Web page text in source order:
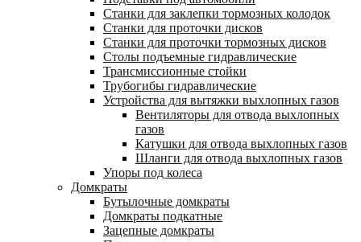
Станки для заклепки тормозных колодок
Станки для проточки дисков
Станки для проточки тормозных дисков
Столы подъемные гидравлические
Трансмиссионные стойки
Трубогибы гидравлические
Устройства для вытяжки выхлопных газов
Вентиляторы для отвода выхлопных
газов
Катушки для отвода выхлопных газов
Шланги для отвода выхлопных газов
Упоры под колеса
Домкраты
Бутылочные домкраты
Домкраты подкатные
Зацепные домкраты